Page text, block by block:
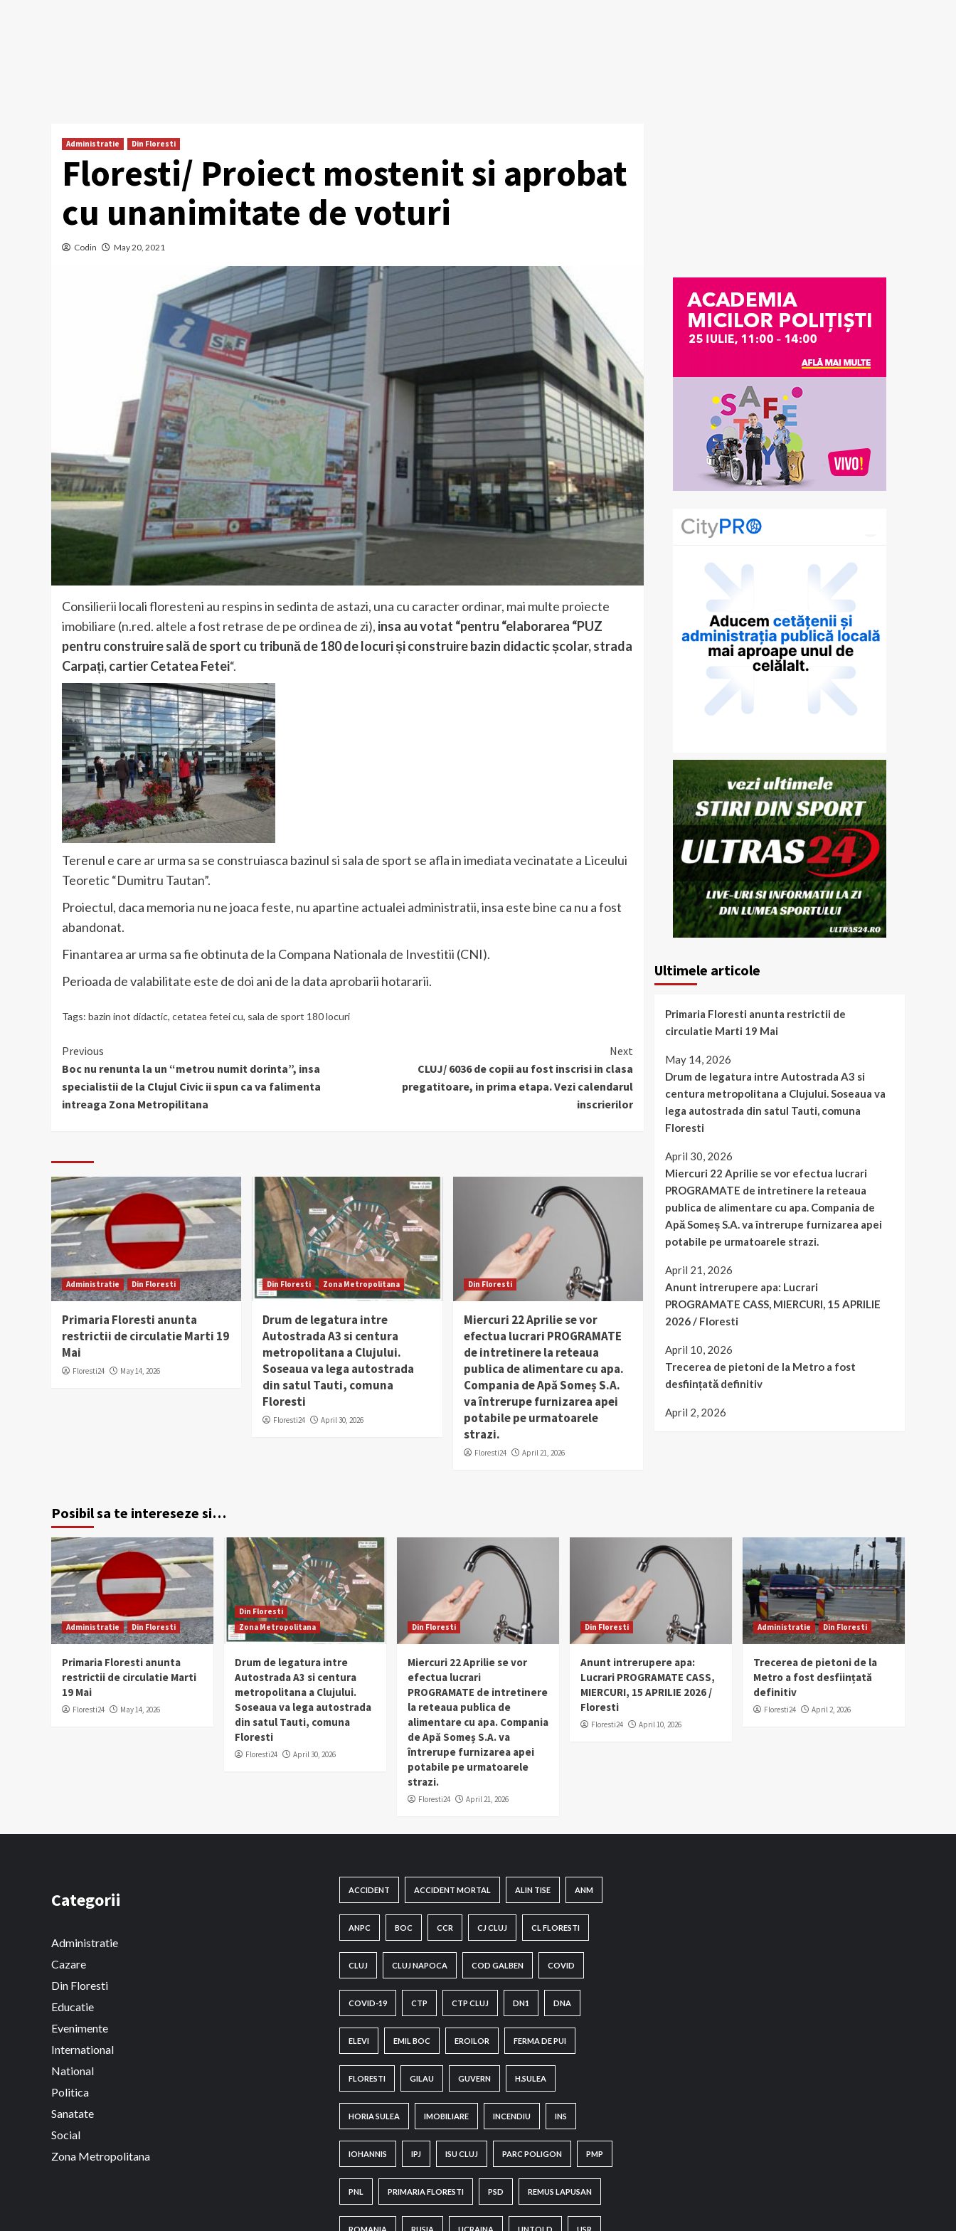
Administratie Din Floresti
Floresti/ Proiect mostenit si aprobat
cu unanimitate de voturi
Codin May 20, 2021
Consilierii locali floresteni au respins in sedinta de astazi, una cu caracter ordinar, mai multe proiecte
imobiliare (n.red. altele a fost retrase de pe ordinea de zi), insa au votat “pentru “elaborarea “PUZ
pentru construire sală de sport cu tribună de 180 de locuri șiconstruire bazin didactic școlar, strada
Carpați, cartier Cetatea Fetei“.
Terenul e care ar urma sa se construiasca bazinul si sala de sport se afla in imediata vecinatate a Liceului
Teoretic “Dumitru Tautan”.
Proiectul, daca memoria nu ne joaca feste, nu apartine actualei administratii, insa este bine ca nu a fost
abandonat.
Finantarea ar urma sa fie obtinuta de la Compana Nationala de Investitii (CNI).
Perioada de valabilitate este de doi ani de la data aprobarii hotararii.
Tags: bazin inot didactic, cetatea fetei cu, sala de sport 180 locuri
Continue
Reading
Previous
Boc nu renunta la un “metrou numit dorinta”, insa
specialistii de la Clujul Civic ii spun ca va falimenta
intreaga Zona Metropilitana
Next
CLUJ/ 6036 de copii au fost inscrisi in clasa
pregatitoare, in prima etapa. Vezi calendarul
inscrierilor
Administratie Din Floresti
Primaria Floresti anunta
restrictii de circulatie Marti 19
Mai
Floresti24 May 14, 2026
Din Floresti Zona Metropolitana
Drum de legatura intre
Autostrada A3 si centura
metropolitana a Clujului.
Soseaua va lega autostrada
din satul Tauti, comuna
Floresti
Floresti24 April 30, 2026
Din Floresti
Miercuri 22 Aprilie se vor
efectua lucrari PROGRAMATE
de intretinere la reteaua
publica de alimentare cu apa.
Compania de Apă Someș S.A.
va întrerupe furnizarea apei
potabile pe urmatoarele
strazi.
Floresti24 April 21, 2026
Ultimele articole
Primaria Floresti anunta restrictii de
circulatie Marti 19 Mai
May 14, 2026
Drum de legatura intre Autostrada A3 si
centura metropolitana a Clujului. Soseaua va
lega autostrada din satul Tauti, comuna
Floresti
April 30, 2026
Miercuri 22 Aprilie se vor efectua lucrari
PROGRAMATE de intretinere la reteaua
publica de alimentare cu apa. Compania de
Apă Someș S.A. va întrerupe furnizarea apei
potabile pe urmatoarele strazi.
April 21, 2026
Anunt intrerupere apa: Lucrari
PROGRAMATE CASS, MIERCURI, 15 APRILIE
2026 / Floresti
April 10, 2026
Trecerea de pietoni de la Metro a fost
desființată definitiv
April 2, 2026
Posibil sa te intereseze si…
Administratie Din Floresti
Primaria Floresti anunta
restrictii de circulatie Marti
19 Mai
Floresti24 May 14, 2026
Din Floresti
Zona Metropolitana
Drum de legatura intre
Autostrada A3 si centura
metropolitana a Clujului.
Soseaua va lega autostrada
din satul Tauti, comuna
Floresti
Floresti24 April 30, 2026
Din Floresti
Miercuri 22 Aprilie se vor
efectua lucrari
PROGRAMATE de intretinere
la reteaua publica de
alimentare cu apa. Compania
de Apă Someș S.A. va
întrerupe furnizarea apei
potabile pe urmatoarele
strazi.
Floresti24 April 21, 2026
Din Floresti
Anunt intrerupere apa:
Lucrari PROGRAMATE CASS,
MIERCURI, 15 APRILIE 2026 /
Floresti
Floresti24 April 10, 2026
Administratie Din Floresti
Trecerea de pietoni de la
Metro a fost desființată
definitiv
Floresti24 April 2, 2026
Categorii
Administratie
Cazare
Din Floresti
Educatie
Evenimente
International
National
Politica
Sanatate
Social
Zona Metropolitana
ACCIDENT ACCIDENT MORTAL ALIN TISE ANM
ANPC BOC CCR CJ CLUJ CL FLORESTI
CLUJ CLUJ NAPOCA COD GALBEN COVID
COVID-19 CTP CTP CLUJ DN1 DNA
ELEVI EMIL BOC EROILOR FERMA DE PUI
FLORESTI GILAU GUVERN H.SULEA
HORIA SULEA IMOBILIARE INCENDIU INS
IOHANNIS IPJ ISU CLUJ PARC POLIGON PMP
PNL PRIMARIA FLORESTI PSD REMUS LAPUSAN
ROMANIA RUSIA UCRAINA UNTOLD USR